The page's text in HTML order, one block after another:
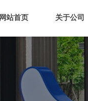
网站首页 关于公司